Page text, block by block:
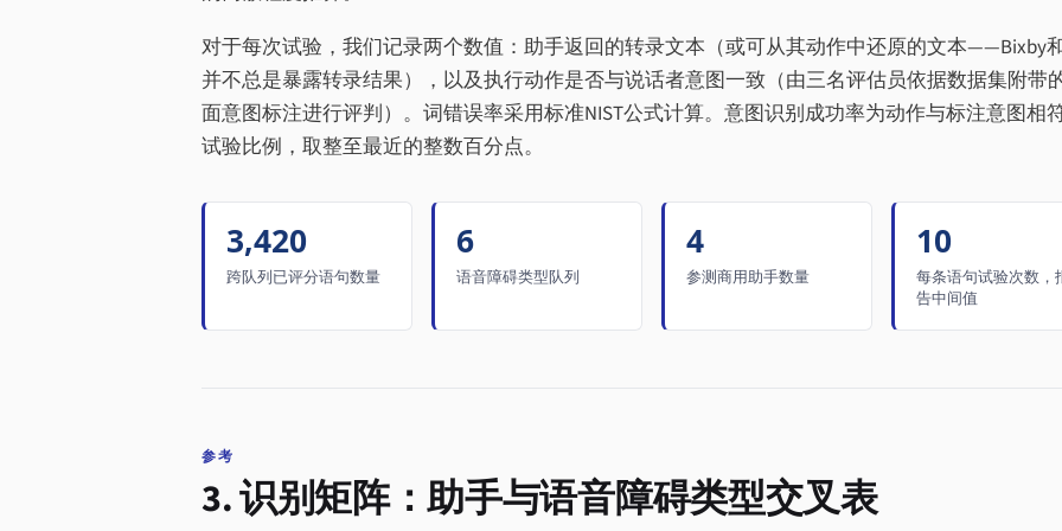
对于每次试验，我们记录两个数值：助手返回的转录文本（或可从其动作中还原的文本——Bixby
并不总是暴露转录结果），以及执行动作是否与说话者意图一致（由三名评估员依据数据集附带
面意图标注进行评判）。词错误率采用标准NIST公式计算。意图识别成功率为动作与标注意图相
试验比例，取整至最近的整数百分点。
3,420
跨队列已评分语句数量
6
语音障碍类型队列
4
参测商用助手数量
10
每条语句试验次数，
告中间值
参考
3. 识别矩阵：助手与语音障碍类型交叉表